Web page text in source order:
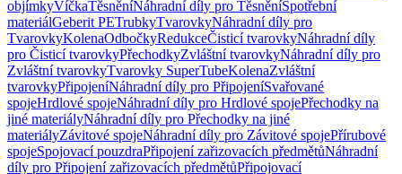
objímkyVíčkaTěsněníNáhradní díly pro TěsněníSpotřební
materiálGeberit PETrubkyTvarovkyNáhradní díly pro
TvarovkyKolenaOdbočkyRedukceČisticí tvarovkyNáhradní díly
pro Čisticí tvarovkyPřechodkyZvláštní tvarovkyNáhradní díly pro
Zvláštní tvarovkyTvarovky SuperTubeKolenaZvláštní
tvarovkyPřipojeníNáhradní díly pro PřipojeníSvařované
spojeHrdlové spojeNáhradní díly pro Hrdlové spojePřechodky na
jiné materiályNáhradní díly pro Přechodky na jiné
materiályZávitové spojeNáhradní díly pro Závitové spojePřírubové
spojeSpojovací pouzdraPřipojení zařizovacích předmětůNáhradní
díly pro Připojení zařizovacích předmětůPřipojovací